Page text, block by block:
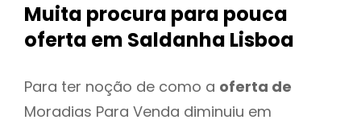
Muita procura para pouca
oferta em Saldanha Lisboa
Para ter noção de como a oferta de
Moradias Para Venda diminuiu em